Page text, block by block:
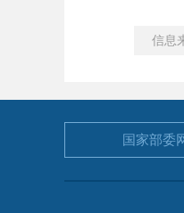
信息
国家部委